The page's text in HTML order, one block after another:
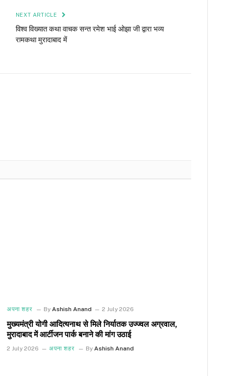
NEXT ARTICLE
विश्व विख्यात कथा वाचक सन्त रमेश भाई ओझा जी द्वारा भव्य
रामकथा मुरादाबाद में
अपना शहर By Ashish Anand 2 July 2026
मुख्यमंत्री योगी आदित्यनाथ से मिले निर्यातक उज्ज्वल अग्रवाल,
मुरादाबाद में आर्टीजन पार्क बनाने की मांग उठाई
2 July 2026 अपना शहर By Ashish Anand